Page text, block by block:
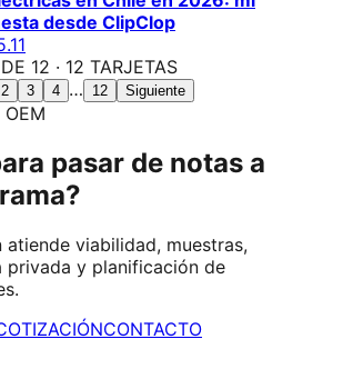
desde ClipClop
12 · 12 TARJETAS
2 3 4 … 12 Siguiente
pasar de notas a
viabilidad, muestras,
privada y planificación de
CONTACTO